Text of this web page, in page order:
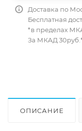
Доставка по
Бесплатная
*в пределах
За МКАД
ОПИСАНИЕ